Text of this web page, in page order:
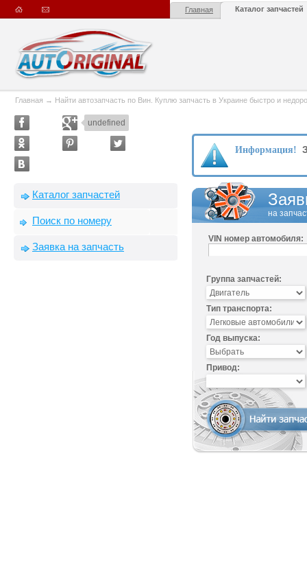
Главная Каталог запчастей
Главная → Найти автозапчасть по Вин. Куплю запчасть в Украине быстро и
undefined
Каталог запчастей
Поиск по номеру
Заявка на запчасть
Информация!
на
VIN номер автомобиля:
Группа запчастей:
Тип транспорта:
Год выпуска:
Привод: